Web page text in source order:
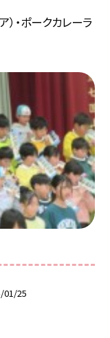
）・ポークカレーラ
01/25